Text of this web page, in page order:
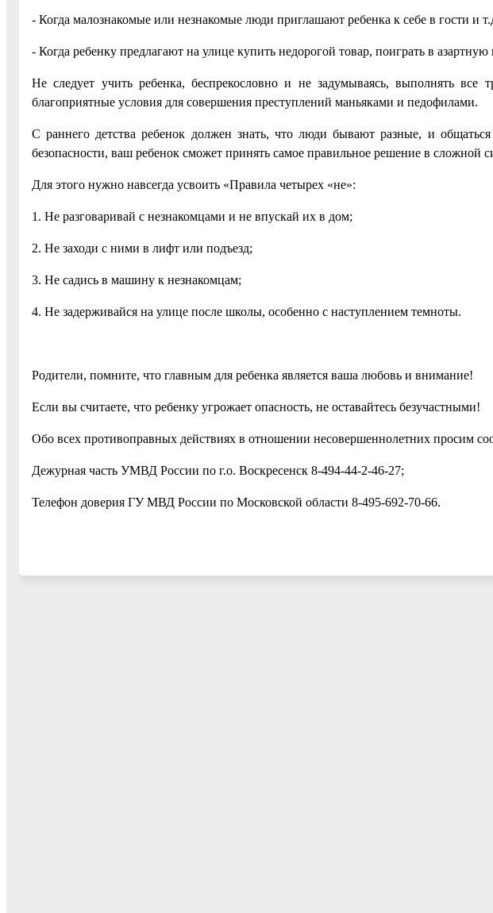
- Когда малознакомые или незнакомые люди приглашают ребенка к себе в гости и
- Когда ребенку предлагают на улице купить недорогой товар, поиграть в
Не следует учить ребенка, беспрекословно и не задумываясь, выполнять все
благоприятные условия для совершения преступлений маньяками и педофилами.
С раннего детства ребенок должен знать, что люди бывают разные, и
безопасности, ваш ребенок сможет принять самое правильное решение в сложной
Для этого нужно навсегда усвоить «Правила четырех «не»:
1. Не разговаривай с незнакомцами и не впускай их в дом;
2. Не заходи с ними в лифт или подъезд;
3. Не садись в машину к незнакомцам;
4. Не задерживайся на улице после школы, особенно с наступлением темноты.
Родители, помните, что главным для ребенка является ваша любовь и внимание!
Если вы считаете, что ребенку угрожает опасность, не оставайтесь безучастными!
Обо всех противоправных действиях в отношении несовершеннолетних просим
Дежурная часть УМВД России по г.о. Воскресенск 8-494-44-2-46-27;
Телефон доверия ГУ МВД России по Московской области 8-495-692-70-66.